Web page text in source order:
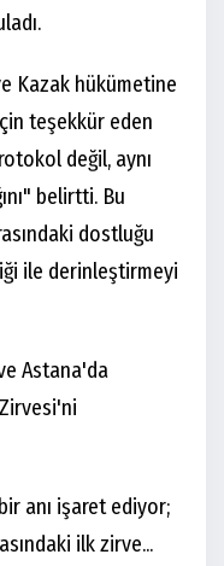
Kazak hükümetine
teşekkür eden
değil, aynı
belirtti. Bu
dostluğu
ile derinleştirmeyi
Astana'da
anı işaret ediyor;
ilk zirve...